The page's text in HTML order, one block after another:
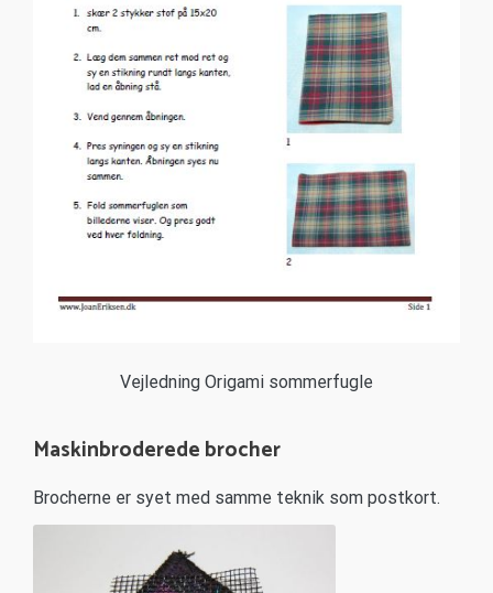
Vejledning Origami sommerfugle
Maskinbroderede brocher
Brocherne er syet med samme teknik som postkort.